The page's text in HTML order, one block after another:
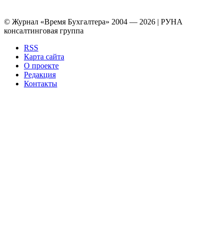
© Журнал «Время Бухгалтера» 2004 — 2026 | РУНА
консалтинговая группа
RSS
Карта сайта
О проекте
Редакция
Контакты